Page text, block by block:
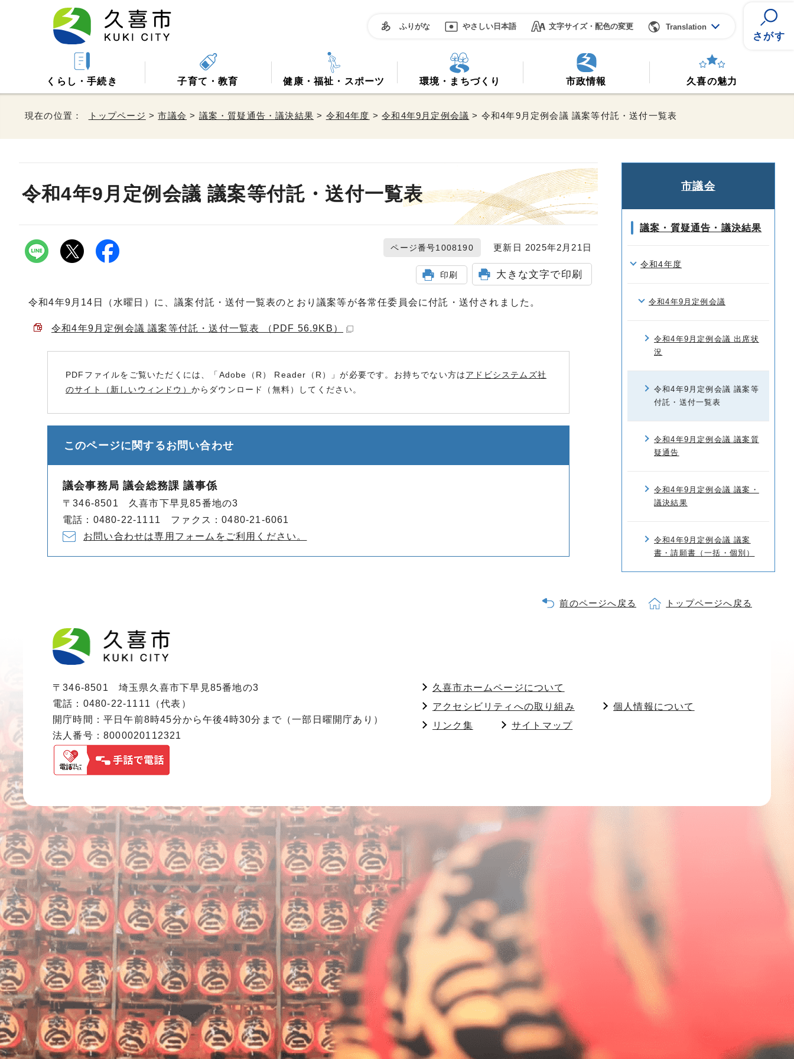
ふりがな やさしい日本語 文字サイズ・配色の変更 Translation
さがす
くらし・手続き 子育て・教育 健康・福祉・スポーツ 環境・まちづくり 市政情報 久喜の魅力
現在の位置： トップページ >市議会 > 議案・質疑通告・議決結果 > 令和4年度 >令和4年9月定例会議 > 令和4年9月定例会議 議案等付託・送付一覧表
令和4年9月定例会議 議案等付託・送付一覧表
ページ番号1008190 更新日 2025年2月21日
印刷 大きな文字で印刷
令和4年9月14日（水曜日）に、議案付託・送付一覧表のとおり議案等が各常任委員会に付託・送付されました。
令和4年9月定例会議 議案等付託・送付一覧表 （PDF 56.9KB）
PDFファイルをご覧いただくには、「Adobe（R） Reader（R）」が必要です。お持ちでない方はアドビシステムズ社
のサイト（新しいウィンドウ） からダウンロード（無料）してください。
このページに関するお問い合わせ
議会事務局 議会総務課 議事係
〒346-8501 久喜市下早見85番地の3
電話：0480-22-1111 ファクス：0480-21-6061
お問い合わせは専用フォームをご利用ください。
市議会
議案・質疑通告・議決結果
令和4年度
令和4年9月定例会議
令和4年9月定例会議 出席状
況
令和4年9月定例会議 議案等
付託・送付一覧表
令和4年9月定例会議 議案質
疑通告
令和4年9月定例会議 議案・
議決結果
令和4年9月定例会議 議案
書・請願書（一括・個別）
前のページへ戻る トップページへ戻る
〒346-8501 埼玉県久喜市下早見85番地の3
電話：0480-22-1111（代表）
開庁時間：平日午前8時45分から午後4時30分まで（一部日曜開庁あり）
法人番号：8000020112321
久喜市ホームページについて
アクセシビリティへの取り組み
個人情報について
リンク集
サイトマップ